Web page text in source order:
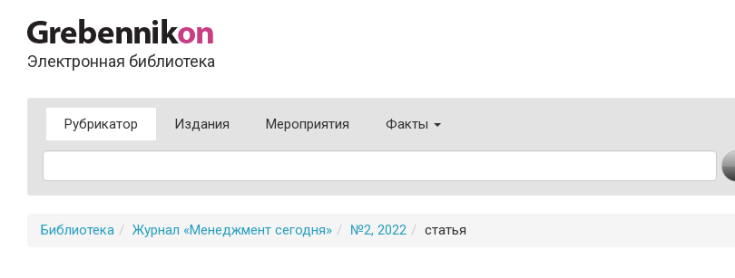
Электронная библиотека
Рубрикатор Издания Мероприятия Факты
Библиотека Журнал «Менеджмент сегодня» №2, 2022 статья